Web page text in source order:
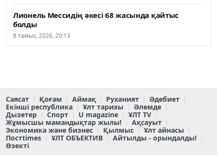
Лионель Мессидің әкесі 68 жасында қайтыс
болды
8 тамыз, 2026, 20:13
Саясат Қоғам Аймақ Руханият
Әдебиет
Екінші республика
Ұлт тарихы
Әлемде
Дызетер
Спорт U magazine
ҰЛТ TV
Жұмысшы мамандықтар жылы!
Ақсауыт
Экономика және бизнес
Қылмыс
Ұлт айнасы
Постtimes
ҰЛТ ОБЪЕКТИВ
Айтылды - орындалды!
Өзекті